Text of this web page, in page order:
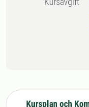
Kursplan och